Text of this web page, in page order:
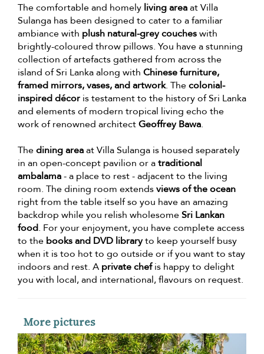
The comfortable and homely living areaat Villa
Sulanga has been designed to cater to a familiar
ambiance with plush natural-grey coucheswith
brightly-coloured throw pillows. You have a stunning
collection of artefacts gathered from across the
island of Sri Lanka along with Chinese furniture,
framed mirrors, vases, and artwork. Thecolonial-
inspired décor is testament to the history of Sri Lanka
and elements of modern tropical living echo the
work of renowned architectGeoffrey Bawa.
Thedining areaat Villa Sulanga is housed separately
in an open-concept pavilion or atraditional
ambalama- a place to rest - adjacent to the living
room. The dining room extendsviews of the ocean
right from the table itself so you have an amazing
backdrop while you relish wholesomeSri Lankan
food. For your enjoyment, you have complete access
to the books and DVD libraryto keep yourself busy
when it is too hot to go outside or if you want to stay
indoors and rest. A private chefis happy to delight
you with local, and international, flavours on request.
More pictures